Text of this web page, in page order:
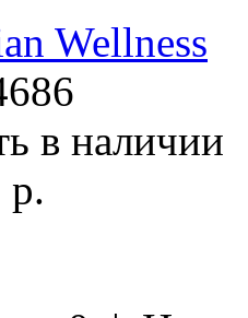
Wellness
в наличии
р.